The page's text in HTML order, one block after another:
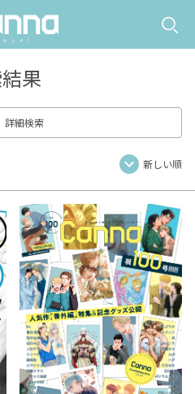
果
詳細検索
新しい順